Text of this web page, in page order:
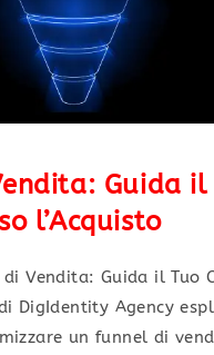
Guida il
l’Acquisto
Vendita: Guida il Tuo
DigIdentity Agency
un funnel di